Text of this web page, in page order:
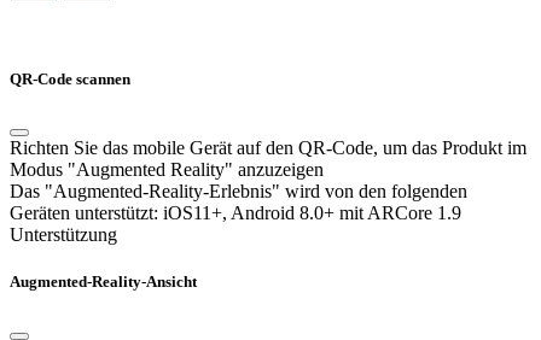
QR-Code scannen
Richten Sie das mobile Gerät auf den QR-Code, um das Produkt im
Modus "Augmented Reality" anzuzeigen
Das "Augmented-Reality-Erlebnis" wird von den folgenden
Geräten unterstützt: iOS11+, Android 8.0+ mit ARCore 1.9
Unterstützung
Augmented-Reality-Ansicht